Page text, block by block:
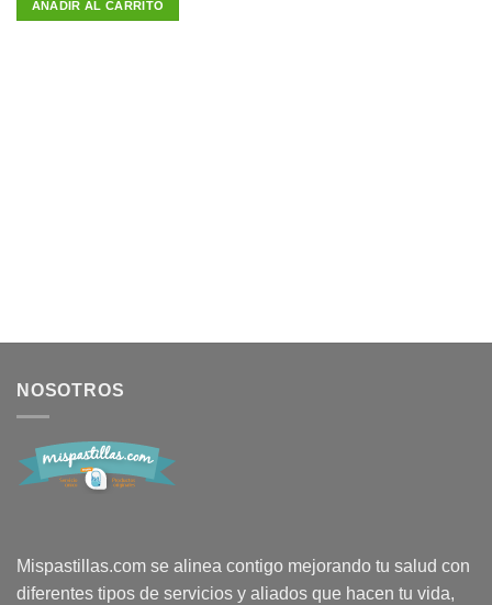
AÑADIR AL CARRITO
NOSOTROS
Mispastillas.com se alinea contigo mejorando tu salud con
diferentes tipos de servicios y aliados que hacen tu vida,